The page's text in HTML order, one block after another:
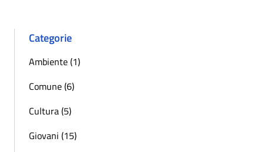
Categorie
Ambiente (1)
Comune (6)
Cultura (5)
Giovani (15)